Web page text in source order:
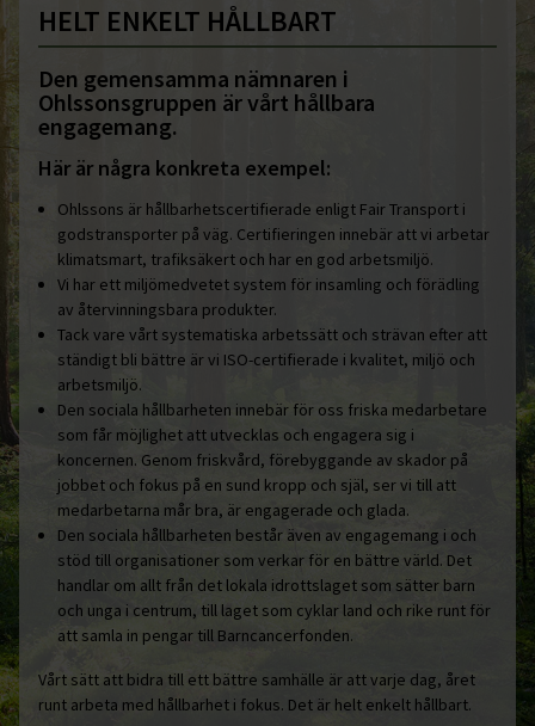
HELT ENKELT HÅLLBART
Den gemensamma nämnaren i
Ohlssonsgruppen är vårt hållbara
engagemang.
Här är några konkreta exempel:
Ohlssons är hållbarhetscertifierade enligt Fair Transport i
godstransporter på väg. Certifieringen innebär att vi arbetar
klimatsmart, trafiksäkert och har en god arbetsmiljö.
Vi har ett miljömedvetet system för insamling och förädling
av återvinningsbara produkter.
Tack vare vårt systematiska arbetssätt och strävan efter att
ständigt bli bättre är vi ISO-certifierade i kvalitet, miljö och
arbetsmiljö.
Den sociala hållbarheten innebär för oss friska medarbetare
som får möjlighet att utvecklas och engagera sig i
koncernen. Genom friskvård, förebyggande av skador på
jobbet och fokus på en sund kropp och själ, ser vi till att
medarbetarna mår bra, är engagerade och glada.
Den sociala hållbarheten består även av engagemang i och
stöd till organisationer som verkar för en bättre värld. Det
handlar om allt från det lokala idrottslaget som sätter barn
och unga i centrum, till laget som cyklar land och rike runt för
att samla in pengar till Barncancerfonden.
Vårt sätt att bidra till ett bättre samhälle är att varje dag, året
runt arbeta med hållbarhet i fokus. Det är helt enkelt hållbart.